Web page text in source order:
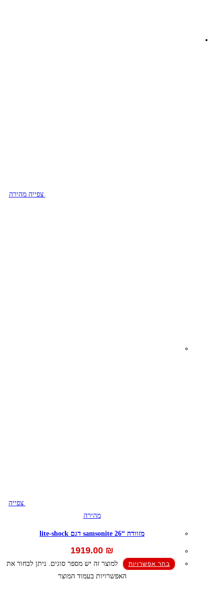
צפייה מהירה
צפייה
מהירה
מזוודה “26 samsonite דגם lite-shock
1919.00 ₪
בחר אפשרויות
למוצר זה יש מספר סוגים. ניתן לבחור את
האפשרויות בעמוד המוצר